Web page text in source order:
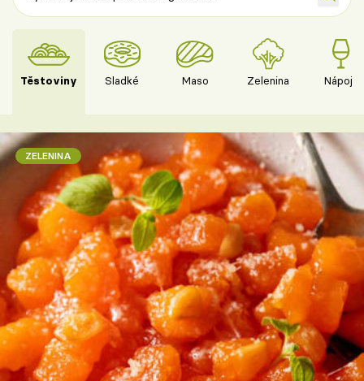
Těstoviny Sladké Maso Zelenina Nápoje
ZELENINA